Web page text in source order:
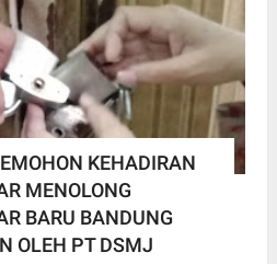
KEHADIRAN
MENOLONG
BARU BANDUNG
OLEH PT DSMJ